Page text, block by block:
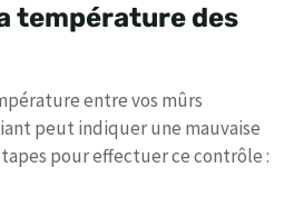
température des
entre vos mûrs
peut indiquer une mauvaise
pour effectuer ce contrôle :